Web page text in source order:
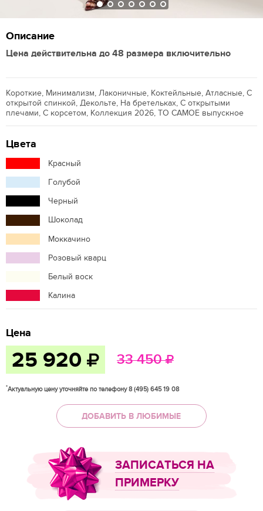
Описание
Цена действительна до 48 размера включительно
Короткие, Минимализм, Лаконичные, Коктейльные, Атласные, С
открытой спинкой, Декольте, На бретельках, С открытыми
плечами, С корсетом, Коллекция 2026, ТО САМОЕ выпускное
Цвета
Красный
Голубой
Черный
Шоколад
Моккачино
Розовый кварц
Белый воск
Калина
Цена
25 920 33 450
*Актуальную цену уточняйте по телефону 8 (495) 645 19 08
ДОБАВИТЬ В ЛЮБИМЫЕ
ЗАПИСАТЬСЯ НА
ПРИМЕРКУ